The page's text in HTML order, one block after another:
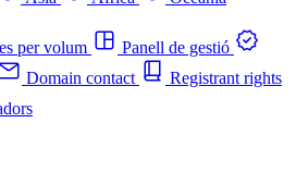
per volum
Panell de gestió
Domain contact
Registrant rights